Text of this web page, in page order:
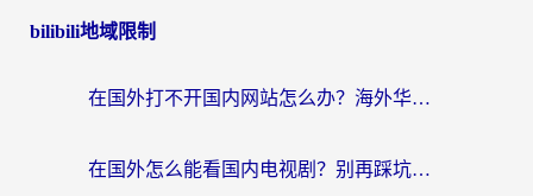
bilibili地域限制
在国外打不开国内网站怎么办？海外华人亲测的回国加速器选择指南
在国外怎么能看国内电视剧？别再踩坑！这篇给你真实解决方案